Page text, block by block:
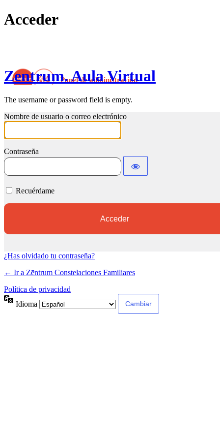
Acceder
Zentrum. Aula Virtual
The username or password field is empty.
Nombre de usuario o correo electrónico
Contraseña
Recuérdame
¿Has olvidado tu contraseña?
← Ir a Zēntrum Constelaciones Familiares
Política de privacidad
Idioma